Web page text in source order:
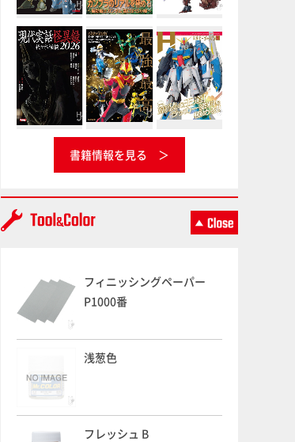
書籍情報を見る
フィニッシングペーパー
P1000番
浅葱色
フレッシュ B